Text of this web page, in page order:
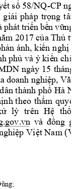
t số 58/NQ-CP
giải pháp trọng
phát triển bền vững
m 2017 của Thủ
ánh, kiến nghị
phủ và ý kiến chỉ
ngày 15 tháng
doanh nghiệp, Văn
dân thành phố Hà
h theo thẩm quyề
lý trên Hệ
và đồng
Việt Nam